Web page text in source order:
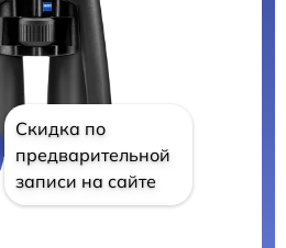
Скидка по
предварительной
записи на сайте